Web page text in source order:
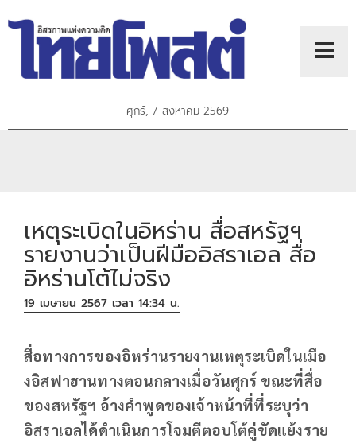
ศุกร์, 7 สิงหาคม 2569
เหตุระเบิดในอิหร่าน สื่อสหรัฐฯ
รายงานว่าเป็นฝีมืออิสราเอล สื่อ
อิหร่านโต้ไม่จริง
19 เมษายน 2567 เวลา 14:34 น.
สื่อทางการของอิหร่านรายงานเหตุระเบิดในเมือ
งอิสฟาฮานทางตอนกลางเมื่อวันศุกร์ ขณะที่สื่อ
ของสหรัฐฯ อ้างคำพูดของเจ้าหน้าที่ที่ระบุว่า
อิสราเอลได้ดำเนินการโจมตีตอบโต้คู่ขัดแย้งราย